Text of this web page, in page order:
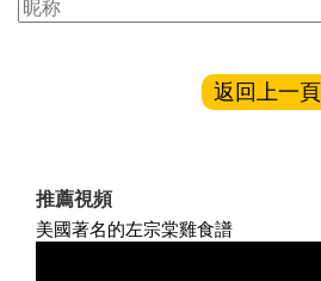
返回上一頁
推薦視頻
美國著名的左宗棠雞食譜